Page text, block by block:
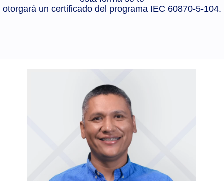
otorgará un certificado del programa IEC 60870-5-104.